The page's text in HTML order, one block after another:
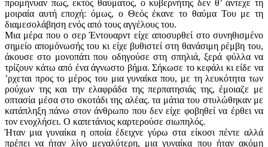
προμήνυαν πως, εκτός θαύματος, ο κυβερνήτης δεν θ’ άντεχε τη
μοιραία αυτή εποχή: όμως, ο Θεός έκανε το θαύμα Του με τη
διαμεσολάβηση ενός από τους αγγέλους του.
Μια μέρα που ο σερ Έντουαρντ είχε αποσυρθεί στο συνηθισμένο
σημείο απομόνωσής του κι είχε βυθιστεί στη θανάσιμη ρέμβη του,
άκουσε στο μονοπάτι που οδηγούσε στη σπηλιά, ξερά φύλλα να
τρίζουν κάτω από ένα άγνωστο βήμα. Σήκωσε το κεφάλι κι είδε να
’ρχεται προς το μέρος του μια γυναίκα που, με τη λευκότητα των
ρούχων της και την ελαφράδα της περπατησιάς της, έμοιαζε με
οπτασία μέσα στο σκοτάδι της αλέας. τα μάτια του στυλώθηκαν με
κατάπληξη πάνω στον άνθρωπο που δεν είχε φοβηθεί να έρθει να
τον ενοχλήσει. Ο καπετάνιος καρτερούσε σιωπηλός.
Ήταν μια γυναίκα η οποία έδειχνε γύρω στα είκοσι πέντε αλλά
πρέπει να ήταν λίγο μεγαλύτερη, μια γυναίκα που ήταν ακόμη